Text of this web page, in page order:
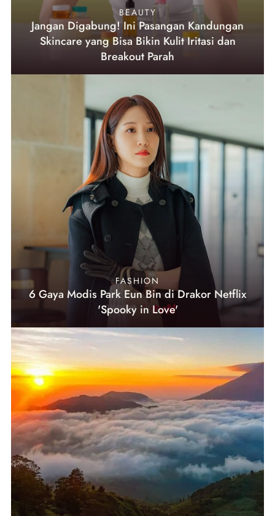
BEAUTY
Jangan Digabung! Ini Pasangan Kandungan
Skincare yang Bisa Bikin Kulit Iritasi dan
Breakout Parah
FASHION
6 Gaya Modis Park Eun Bin di Drakor Netflix
'Spooky in Love'